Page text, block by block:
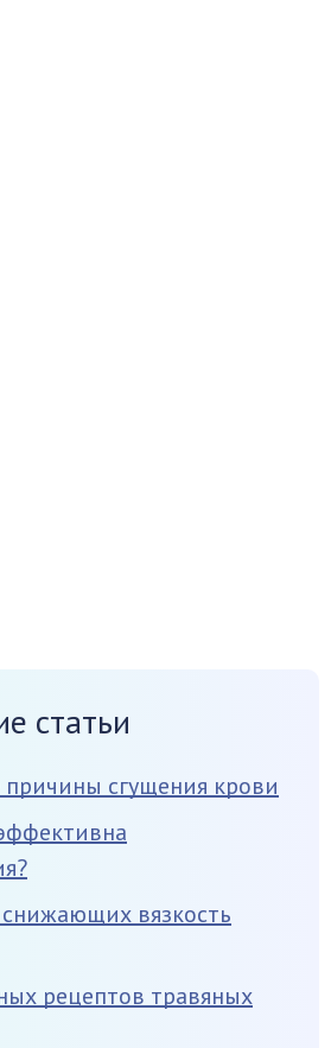
статьи
сгущения крови
снижающих вязкость
рецептов травяных